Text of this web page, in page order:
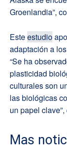
Groenlandia”,
Esteestudio
adaptación a
“Se ha
plasticidad
culturales son
las biológicas
un papel
Mas